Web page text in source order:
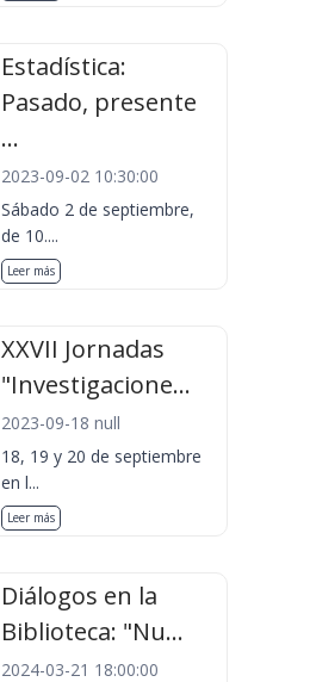
Estadística:
Pasado, presente
...
2023-09-02 10:30:00
Sábado 2 de septiembre,
de 10....
Leer más
XXVII Jornadas
"Investigacione...
2023-09-18 null
18, 19 y 20 de septiembre
en l...
Leer más
Diálogos en la
Biblioteca: "Nu...
2024-03-21 18:00:00